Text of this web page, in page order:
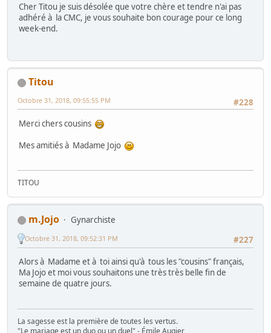
Cher Titou je suis désolée que votre chère et tendre n'ai pas
adhéré à la CMC, je vous souhaite bon courage pour ce long
week-end.
Titou
#228
Octobre 31, 2018, 09:55:55 PM
Merci chers cousins
Mes amitiés à Madame Jojo
TITOU
m.Jojo
Gynarchiste
#227
Octobre 31, 2018, 09:52:31 PM
Alors à Madame et à toi ainsi qu'à tous les "cousins" français,
Ma Jojo et moi vous souhaitons une très très belle fin de
semaine de quatre jours.
La sagesse est la première de toutes les vertus.
"Le mariage est un duo ou un duel" - Émile Augier